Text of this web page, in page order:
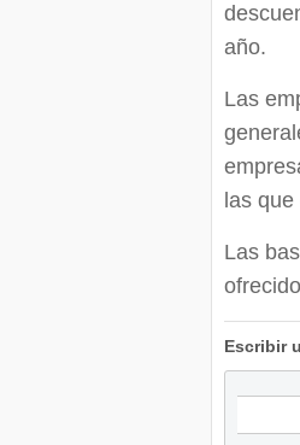
año.
Las
las
Las
Escribir